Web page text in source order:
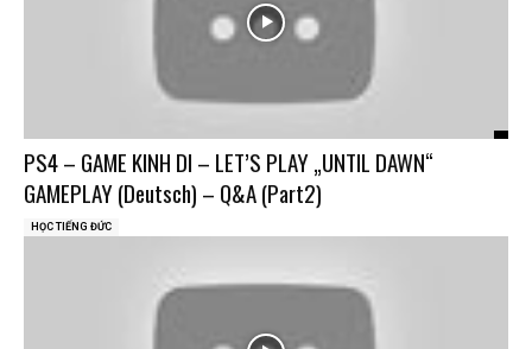
PS4 – GAME KINH DI – LET’S PLAY „UNTIL DAWN“
GAMEPLAY (Deutsch) – Q&A (Part2)
HỌC TIẾNG ĐỨC